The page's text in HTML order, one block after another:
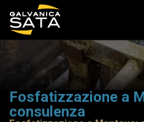
Fosfatizzazione a
consulenza